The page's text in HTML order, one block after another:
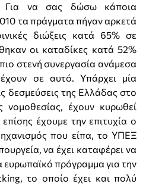
Για να σας δώσω κάποια
τα πράγματα πήγαν αρκετά
διώξεις κατά 65% σε
οι καταδίκες κατά 52%
στενή συνεργασία ανάμεσα
σε αυτό. Υπάρχει μία
δεσμεύσεις της Ελλάδας στο
νομοθεσίας, έχουν κυρωθεί
έχουμε την επιτυχία ο
που είπα, το ΥΠΕΞ
να έχει καταφέρει να
ευρωπαϊκό πρόγραμμα για την
το οποίο έχει και πολύ